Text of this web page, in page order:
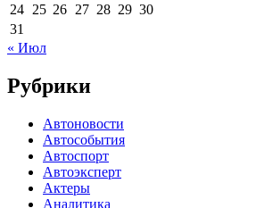
24 25 26 27 28 29 30
31
« Июл
Рубрики
Автоновости
Автособытия
Автоспорт
Автоэксперт
Актеры
Аналитика